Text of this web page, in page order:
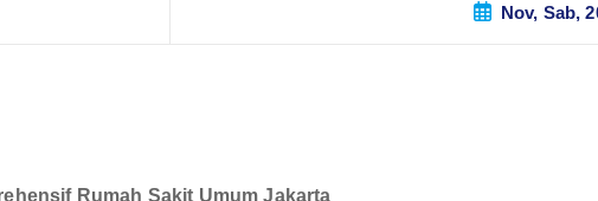
Nov, Sab,
Rumah Sakit Umum Jakarta